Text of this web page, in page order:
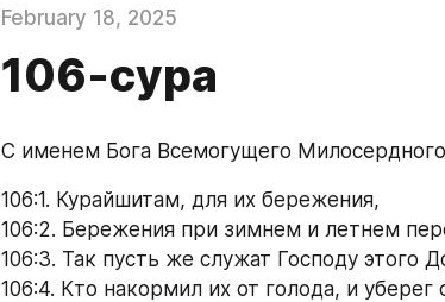
February 18, 2025
106-сура
С именем Бога Всемогущего Милосердного
106:1. Курайшитам, для их бережения,
106:2. Бережения при зимнем и летнем
106:3. Так пусть же служат Господу этого
106:4. Кто накормил их от голода, и уберег